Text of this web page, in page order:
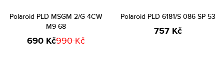
Polaroid PLD MSGM 2/G 4CW
M9 68
690 Kč990 Kč
Polaroid PLD 6181/S 086 SP 53
757 Kč